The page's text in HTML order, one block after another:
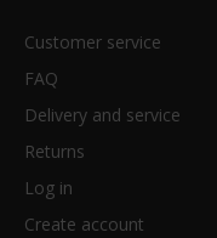
Customer service
FAQ
Delivery and service
Returns
Log in
Create account